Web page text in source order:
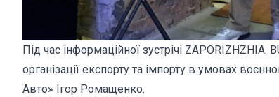
Під час інформаційної зустрічі
організації експорту та імпорту в умовах
Авто» Ігор Ромащенко.